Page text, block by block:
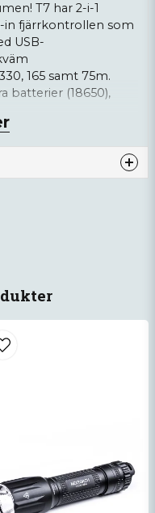
T7 har 2-i-1
in fjärrkontrollen som
USB-
165 samt 75m.
batterier (18650),
6h/ 28h
330m/165m/75m
）